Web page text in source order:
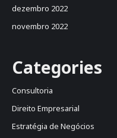
dezembro 2022
novembro 2022
Categories
Consultoria
Direito Empresarial
Estratégia de Negócios